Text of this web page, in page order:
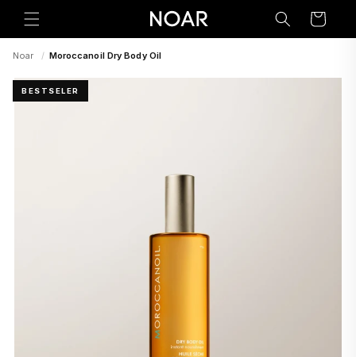
na
Korpa
Noar / Moroccanoil Dry Body Oil
BESTSELER